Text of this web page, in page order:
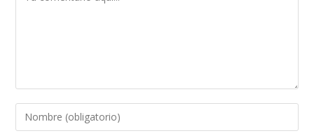
Introduce
tu